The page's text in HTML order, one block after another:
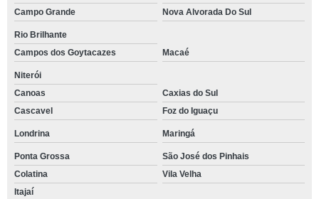
Campo Grande
Nova Alvorada Do Sul
Rio Brilhante
Campos dos Goytacazes
Macaé
Niterói
Canoas
Caxias do Sul
Cascavel
Foz do Iguaçu
Londrina Maringá
Ponta Grossa
São José dos Pinhais
Colatina
Vila Velha
Itajaí